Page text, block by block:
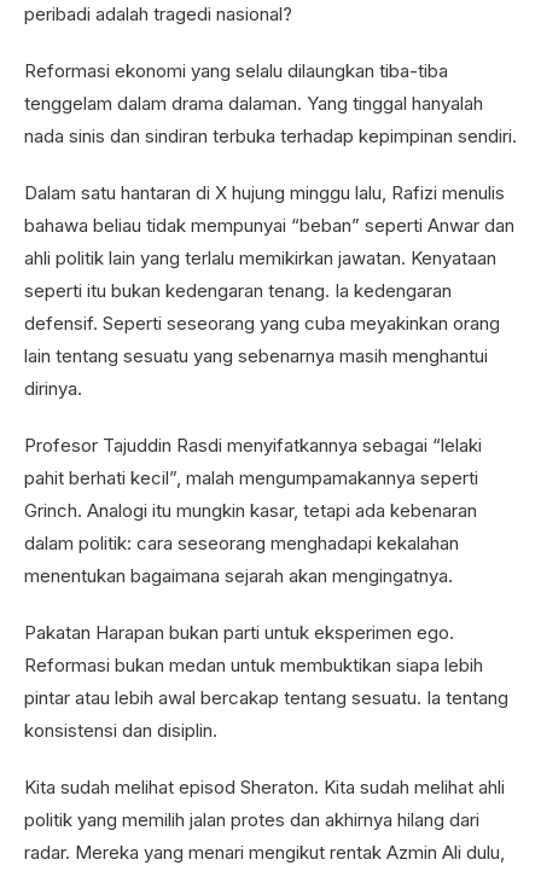
peribadi adalah tragedi nasional?
Reformasi ekonomi yang selalu dilaungkan tiba-tiba
tenggelam dalam drama dalaman. Yang tinggal hanyalah
nada sinis dan sindiran terbuka terhadap kepimpinan sendiri.
Dalam satu hantaran di X hujung minggu lalu, Rafizi menulis
bahawa beliau tidak mempunyai “beban” seperti Anwar dan
ahli politik lain yang terlalu memikirkan jawatan. Kenyataan
seperti itu bukan kedengaran tenang. Ia kedengaran
defensif. Seperti seseorang yang cuba meyakinkan orang
lain tentang sesuatu yang sebenarnya masih menghantui
dirinya.
Profesor Tajuddin Rasdi menyifatkannya sebagai “lelaki
pahit berhati kecil”, malah mengumpamakannya seperti
Grinch. Analogi itu mungkin kasar, tetapi ada kebenaran
dalam politik: cara seseorang menghadapi kekalahan
menentukan bagaimana sejarah akan mengingatnya.
Pakatan Harapan bukan parti untuk eksperimen ego.
Reformasi bukan medan untuk membuktikan siapa lebih
pintar atau lebih awal bercakap tentang sesuatu. Ia tentang
konsistensi dan disiplin.
Kita sudah melihat episod Sheraton. Kita sudah melihat ahli
politik yang memilih jalan protes dan akhirnya hilang dari
radar. Mereka yang menari mengikut rentak Azmin Ali dulu,